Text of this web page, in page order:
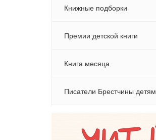
Книжные подборки
Премии детской книги
Книга месяца
Писатели Брестчины детям